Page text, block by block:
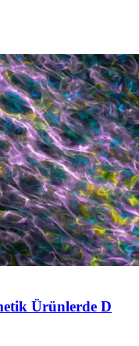
Ürünlerde D